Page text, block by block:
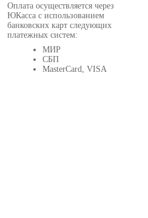
Оплата осуществляется через
ЮКасса с использованием
банковских карт следующих
платежных систем:
МИР
СБП
MasterCard, VISA